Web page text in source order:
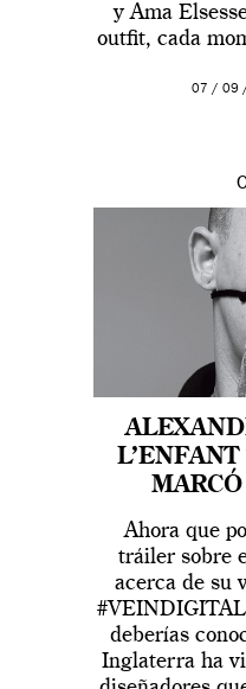
y Ama
outfit, cada
07 / 09
Ahora que
tráiler sobre
acerca de su
deberías
Inglaterra ha